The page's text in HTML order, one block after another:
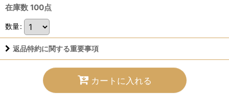
在庫数 100点
数量:
返品特約に関する重要事項
カートに入れる